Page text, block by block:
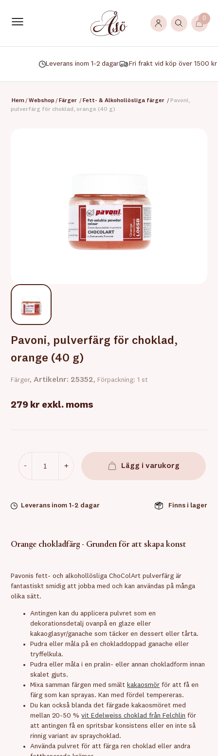
0
Leverans inom 1-2 dagar Fri frakt vid köp över 1500 kr
Hem / Webshop / Färger / Fett- & Alkohollösliga färger / Pavoni,
pulverfärg för choklad, orange (40 g)
Pavoni, pulverfärg för choklad,
orange (40 g)
Färger,Artikelnr: 25352, Förpackning: 1 st
279 kr exkl. moms
- + Lägg i varukorg
Leverans inom 1-2 dagar Finns i lager
Orange chokladfärg - Grunden för att skapa konst
Pavonis fett- och alkohollösliga ChoColArt pulverfärg är
fantastiskt smidig att jobba med och kan användas på många
olika sätt.
Antingen kan du applicera pulvret som en
dekorationsdetalj ovanpå en glaze eller
kakaoglasyr/ganache som täcker en dessert eller tårta.
Pudra eller måla på en chokladdoppad ganache eller
tryffelkula.
Pudra eller måla i en pralin- eller annan chokladform innan
skalet gjuts.
Mixa samman färgen med smält kakaosmör för att få en
färg som kan sprayas. Kan med fördel tempereras.
Du kan också blanda det färgade kakaosmöret med
mellan 20-50 %vit Edelweiss choklad från Felchlin för
att antingen få en spritsbar konsistens eller en inte så
rinnig variant av spraychoklad.
Använda pulvret för att färga ren choklad eller andra